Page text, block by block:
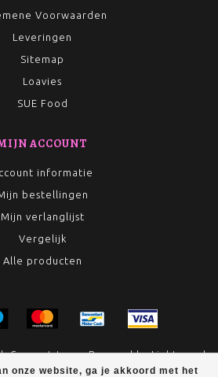
onze website, ga je akkoord met het
Voorwaarden
Leveringen
Sitemap
Loavies
SUE Food
ACCOUNT
informatie
bestellingen
Mijn verlanglijst
Vergelijk
Alle producten
Conceptstore - Powered byLightspeed
by Dyvelopment